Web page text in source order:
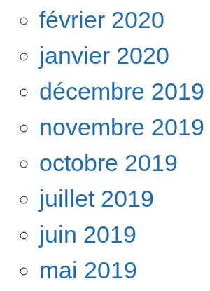
février 2020
janvier 2020
décembre 2019
novembre 2019
octobre 2019
juillet 2019
juin 2019
mai 2019